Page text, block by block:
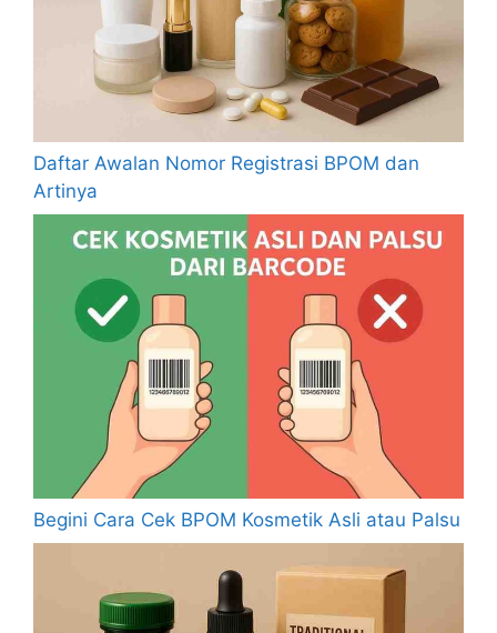
Daftar Awalan Nomor Registrasi BPOM dan
Artinya
Begini Cara Cek BPOM Kosmetik Asli atau Palsu